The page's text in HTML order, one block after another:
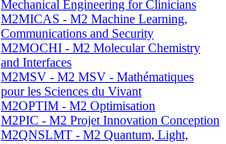
Mechanical Engineering for Clinicians
M2MICAS - M2 Machine Learning,
Communications and Security
M2MOCHI - M2 Molecular Chemistry
and Interfaces
M2MSV - M2 MSV - Mathématiques
pour les Sciences du Vivant
M2OPTIM - M2 Optimisation
M2PIC - M2 Projet Innovation Conception
M2QNSLMT - M2 Quantum, Light,